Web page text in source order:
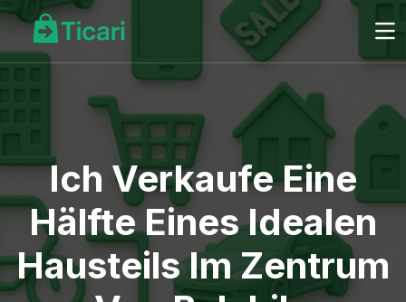
Ich Verkaufe Eine
Hälfte Eines Idealen
Hausteils Im Zentrum